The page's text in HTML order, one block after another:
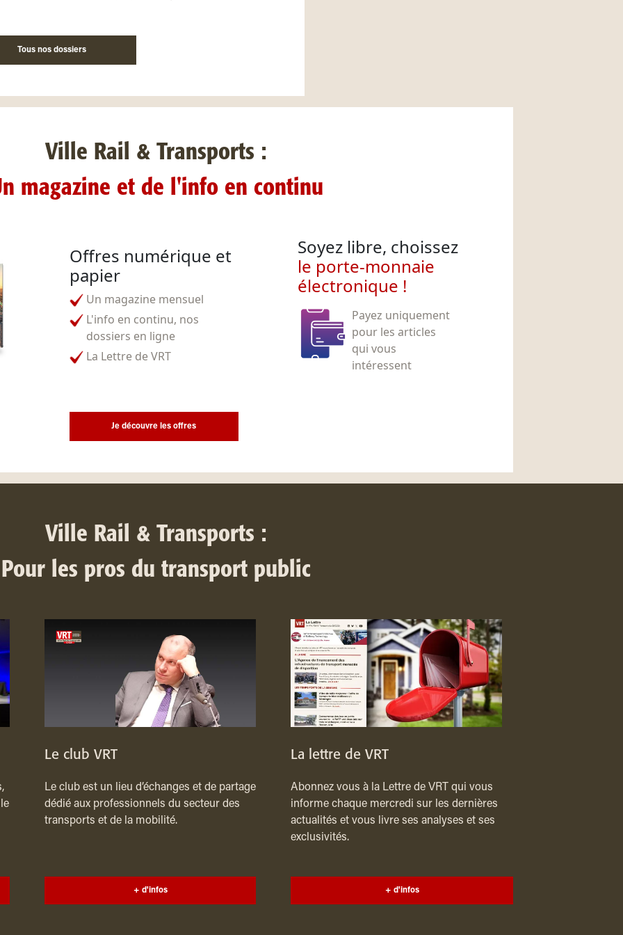
Tous nos dossiers
Ville Rail & Transports :
magazine et de l'info en continu
Offres numérique et
papier
Un magazine mensuel
L'info en continu, nos
dossiers en ligne
La Lettre de VRT
Soyez libre, choissez
le porte-monnaie
électronique !
Payez uniquement
pour les articles
qui vous
intéressent
Je découvre les offres
Ville Rail & Transports :
Pour les pros du transport public
Le club VRT
Le club est un lieu d’échanges et de partage
dédié aux professionnels du secteur des
transports et de la mobilité.
+ d'infos
La lettre de VRT
Abonnez vous à la Lettre de VRT qui vous
informe chaque mercredi sur les dernières
actualités et vous livre ses analyses et ses
exclusivités.
+ d'infos